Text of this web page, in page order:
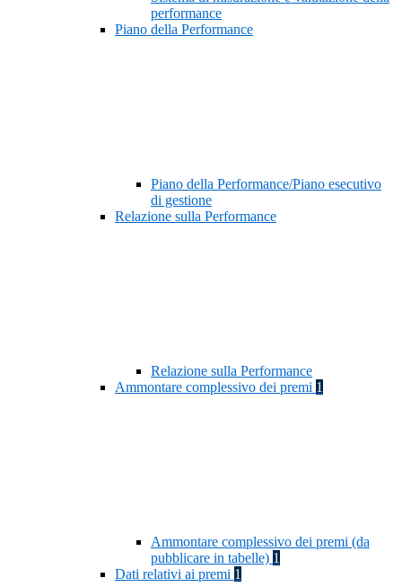
performance
Piano della Performance
Piano della Performance/Piano esecutivo
di gestione
Relazione sulla Performance
Relazione sulla Performance
Ammontare complessivo dei premi 1
Ammontare complessivo dei premi (da
pubblicare in tabelle) 1
Dati relativi ai premi 1